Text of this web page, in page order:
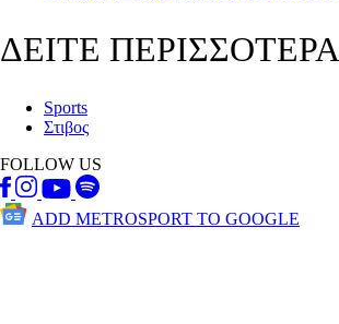
ΔΕΙΤΕ ΠΕΡΙΣΣΟΤΕΡΑ
Sports
Στιβος
FOLLOW US
ADD METROSPORT TO GOOGLE